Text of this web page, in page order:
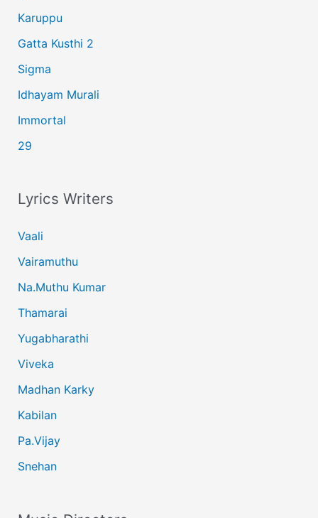
Karuppu
Gatta Kusthi 2
Sigma
Idhayam Murali
Immortal
29
Lyrics Writers
Vaali
Vairamuthu
Na.Muthu Kumar
Thamarai
Yugabharathi
Viveka
Madhan Karky
Kabilan
Pa.Vijay
Snehan